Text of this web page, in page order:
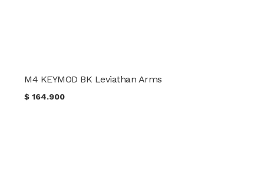
M4 KEYMOD BK Leviathan Arms
$164.900